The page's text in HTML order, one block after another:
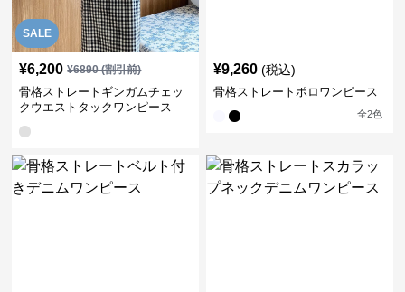
SALE
¥6,200 ¥6890(割引前)
骨格ストレートギンガムチェッ
クウエストタックワンピース
¥9,260 (税込)
骨格ストレートポロワンピース
全2色